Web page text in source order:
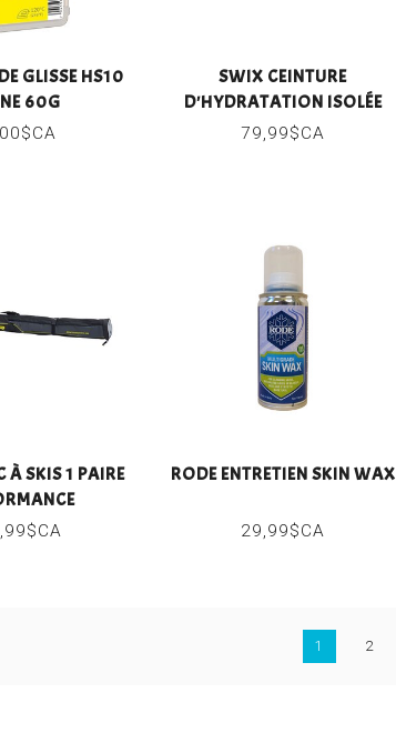
GLISSE HS10
60G
SWIX CEINTURE
D'HYDRATATION ISOLÉE
79,99$CA
À SKIS 1 PAIRE
RODE ENTRETIEN SKIN WAX
29,99$CA
1 2